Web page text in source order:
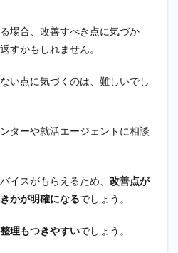
場合、改善すべき点に気づか
すかもしれません。
い点に気づくのは、難しいでし
ターや就活エージェントに相談
イスがもらえるため、 改善点が
かが明確になるでしょう。
理もつきやすいでしょう。